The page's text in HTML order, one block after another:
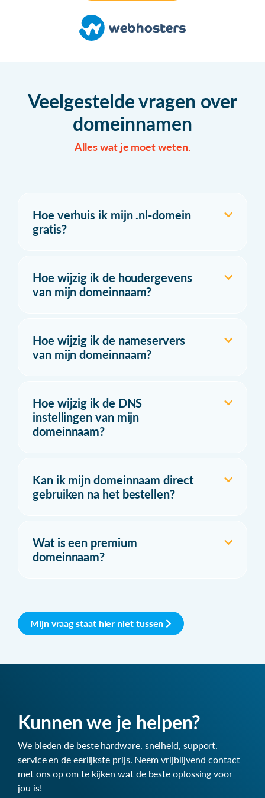
Veelgestelde vragen over
domeinnamen
Alles wat je moet weten.
Hoe verhuis ik mijn .nl-domein
gratis?
Hoe wijzig ik de houdergevens
van mijn domeinnaam?
Hoe wijzig ik de nameservers
van mijn domeinnaam?
Hoe wijzig ik de DNS
instellingen van mijn
domeinnaam?
Kan ik mijn domeinnaam direct
gebruiken na het bestellen?
Wat is een premium
domeinnaam?
Mijn vraag staat hier niet tussen
Kunnen we je helpen?
We bieden de beste hardware, snelheid, support,
service en de eerlijkste prijs. Neem vrijblijvend contact
met ons op om te kijken wat de beste oplossing voor
jou is!